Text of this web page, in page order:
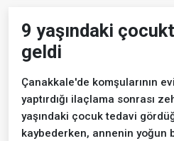
9 yaşındaki
geldi
Çanakkale'de komşularının
yaptırdığı ilaçlama sonrası
yaşındaki çocuk tedavi
kaybederken, annenin yoğun